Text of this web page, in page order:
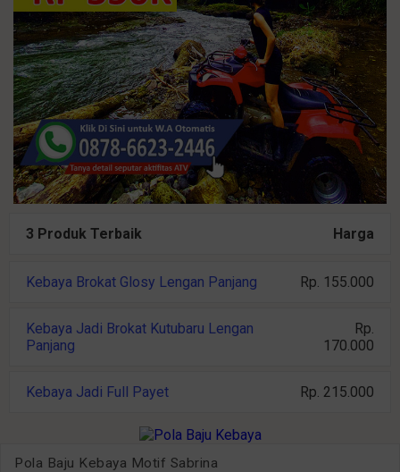
3 Produk Terbaik Harga
Kebaya Brokat Glosy Lengan Panjang Rp. 155.000
Kebaya Jadi Brokat Kutubaru Lengan
Panjang
Rp.
170.000
Kebaya Jadi Full Payet Rp. 215.000
Pola Baju Kebaya Motif Sabrina